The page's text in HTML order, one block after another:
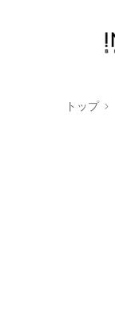
トップ